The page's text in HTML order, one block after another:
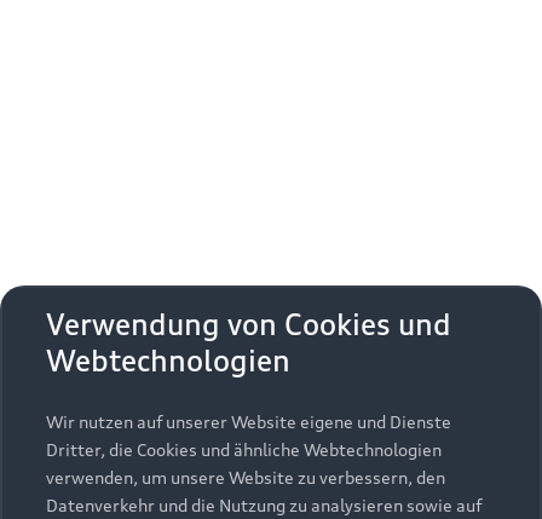
Zurück nach oben
Modelle
Alle Modelle
Modelle vergleichen
Kaufen & leasen
Neuwagensuche
Service & Zubehör
Verwendung von Cookies und
Webtechnologien
Wir nutzen auf unserer Website eigene und Dienste
Dritter, die Cookies und ähnliche Webtechnologien
verwenden, um unsere Website zu verbessern, den
Datenverkehr und die Nutzung zu analysieren sowie auf